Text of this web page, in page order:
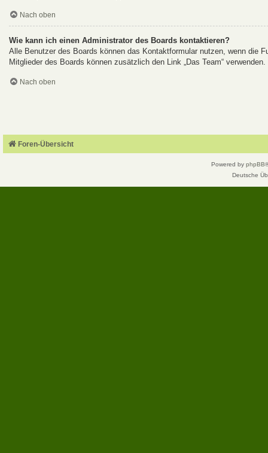
Nach oben
Wie kann ich einen Administrator des Boards kontaktieren?
Alle Benutzer des Boards können das Kontaktformular nutzen, wenn die
Mitglieder des Boards können zusätzlich den Link „Das Team“ verwenden.
Nach oben
Foren-Übersicht
Powered by phpBB
Deutsche